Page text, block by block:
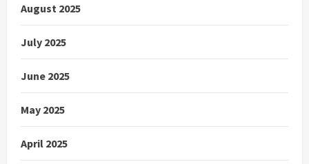
August 2025
July 2025
June 2025
May 2025
April 2025